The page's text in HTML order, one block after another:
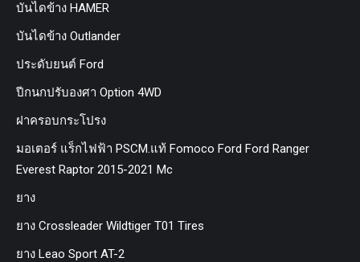
บันไดข้าง HAMER
บันไดข้าง Outlander
ประดับยนต์ Ford
ปีกนกปรับองศา Option 4WD
ฝาครอบกระโปรง
มอเตอร์ แร็กไฟฟ้า PSCM.แท้ Fomoco Ford Ford Ranger
Everest Raptor 2015-2021 Mc
ยาง
ยาง Crossleader Wildtiger T01 Tires
ยาง Leao Sport AT-2